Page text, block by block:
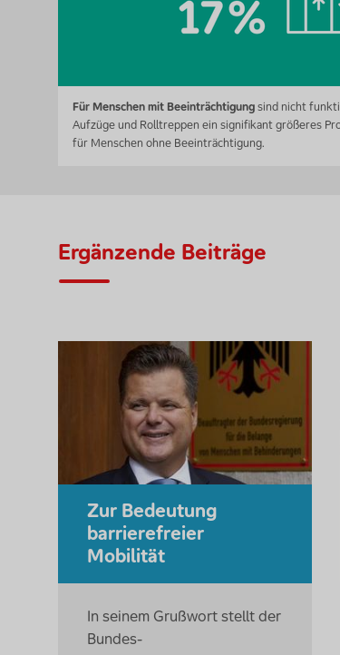
Für Menschen mit Beeinträchtigungsind nicht
Aufzüge und Rolltreppen ein signifikant größeres
für Menschen ohne Beeinträchtigung.
Ergänzende Beiträge
Zur Bedeutung
barrierefreier
Mobilität
In seinem Grußwort stellt der
Bundes-